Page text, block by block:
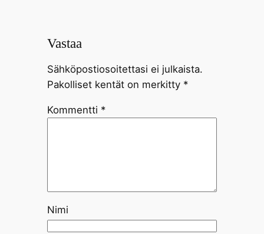
Vastaa
Sähköpostiosoitettasi ei julkaista.
Pakolliset kentät on merkitty *
Kommentti *
Nimi